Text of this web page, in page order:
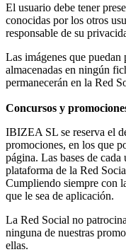
El usuario debe tener
conocidas por los otros
responsable de su
Las imágenes que puedan
almacenadas en ningún
permanecerán en la Red
Concursos y
IBIZEA SL se reserva el
promociones, en los que
página. Las bases de
plataforma de la Red
Cumpliendo siempre con
que le sea de aplicación.
La Red Social no
ninguna de nuestras
ellas.